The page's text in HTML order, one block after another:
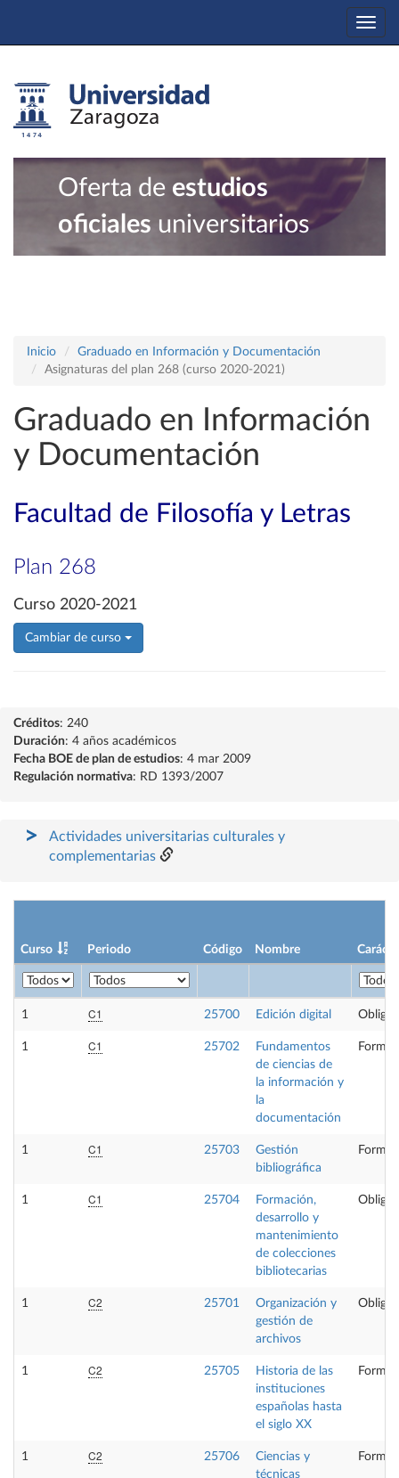
Oferta de estudios
oficiales universitarios
Inicio
Graduado en Información y Documentación
Asignaturas del plan 268 (curso 2020-2021)
Graduado en Información
y Documentación
Facultad de Filosofía y Letras
Plan 268
Curso 2020-2021
Cambiar de curso
Créditos: 240
Duración: 4 años académicos
Fecha BOE de plan de estudios: 4 mar 2009
Regulación normativa: RD 1393/2007
Actividades universitarias culturales y
complementarias
Curso Periodo Código Nombre
1 C1 25700 Edición digital
1 C1 25702
Fundamentos
de ciencias de
la información y
la
documentación
1 C1 25703
Gestión
bibliográfica
1 C1 25704
Formación,
desarrollo y
mantenimiento
de colecciones
bibliotecarias
1 C2 25701
Organización y
gestión de
archivos
1 C2 25705
Historia de las
instituciones
españolas hasta
el siglo XX
1 C2 25706
Ciencias y
técnicas